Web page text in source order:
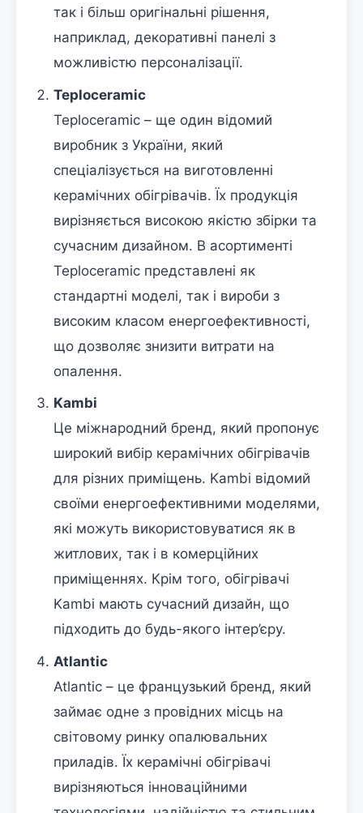
так і більш оригінальні рішення,
наприклад, декоративні панелі з
можливістю персоналізації.
Teploceramic
Teploceramic – ще один відомий
виробник з України, який
спеціалізується на виготовленні
керамічних обігрівачів. Їх продукція
вирізняється високою якістю збірки та
сучасним дизайном. В асортименті
Teploceramic представлені як
стандартні моделі, так і вироби з
високим класом енергоефективності,
що дозволяє знизити витрати на
опалення.
Kambi
Це міжнародний бренд, який пропонує
широкий вибір керамічних обігрівачів
для різних приміщень. Kambi відомий
своїми енергоефективними моделями,
які можуть використовуватися як в
житлових, так і в комерційних
приміщеннях. Крім того, обігрівачі
Kambi мають сучасний дизайн, що
підходить до будь-якого інтер’єру.
Atlantic
Atlantic – це французький бренд, який
займає одне з провідних місць на
світовому ринку опалювальних
приладів. Їх керамічні обігрівачі
вирізняються інноваційними